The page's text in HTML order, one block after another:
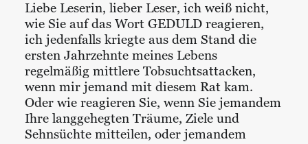
Liebe Leserin, lieber Leser, ich weiß nicht,
wie Sie auf das Wort GEDULD reagieren,
ich jedenfalls kriegte aus dem Stand die
ersten Jahrzehnte meines Lebens
regelmäßig mittlere Tobsuchtsattacken,
wenn mir jemand mit diesem Rat kam.
Oder wie reagieren Sie, wenn Sie jemandem
Ihre langgehegten Träume, Ziele und
Sehnsüchte mitteilen, oder jemandem